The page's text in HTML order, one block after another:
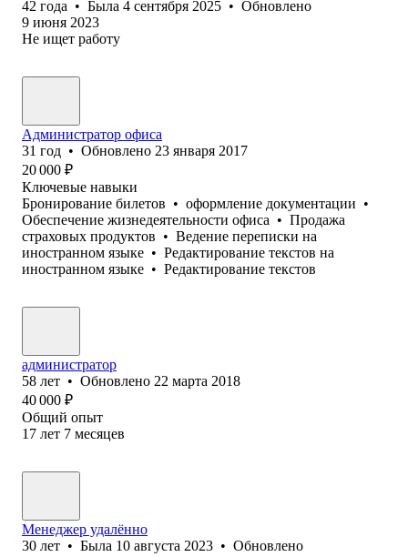
42 года • Была 4 сентября 2025 • Обновлено
9 июня 2023
Не ищет работу
Администратор офиса
31 год • Обновлено 23 января 2017
20 000 ₽
Ключевые навыки
Бронирование билетов • оформление документации •
Обеспечение жизнедеятельности офиса • Продажа
страховых продуктов • Ведение переписки на
иностранном языке • Редактирование текстов на
иностранном языке • Редактирование текстов
администратор
58 лет • Обновлено 22 марта 2018
40 000 ₽
Общий опыт
17 лет 7 месяцев
Менеджер удалённо
30 лет • Была 10 августа 2023 • Обновлено